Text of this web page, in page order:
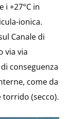
+27°C in
ionica.
Canale di
via via
conseguenza
come da
(secco).